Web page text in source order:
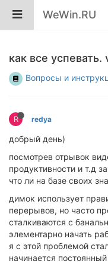
WeWin.RU
как все
Вопросы и
R redya
добрый день)
посмотрев отрывок
продуктивности и т.д
что ли на базе своих
димок использует
перерывов, но часто
сталкиваются с
элементарно начать
я с этой проблемой
начинается